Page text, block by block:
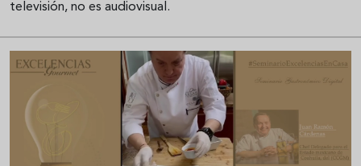
televisión, no es audiovisual.